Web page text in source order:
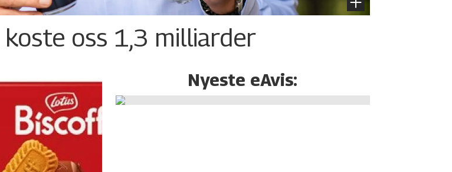
oss 1,3 milliarder
Nyeste eAvis: